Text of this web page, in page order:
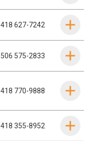
418 627-7242
506 575-2833
418 770-9888
418 355-8952